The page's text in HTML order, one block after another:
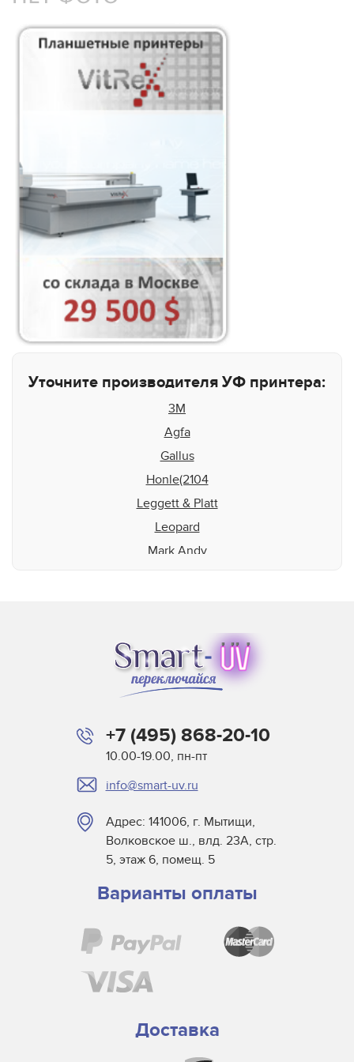
Уточните производителя УФ принтера:
3M
Agfa
Gallus
Honle(2104
Leggett & Platt
Leopard
Mark Andy
MTL Print
Mutoh
NUR
Printing Imaging Tech.
Raster
Screen USA
SkyJet
Spuhl Virtu
Truepress
Yaselan
+7 (495) 868-20-10
10.00-19.00, пн-пт
info@smart-uv.ru
Адрес: 141006, г. Мытищи,
Волковское ш., влд. 23А, стр.
5, этаж 6, помещ. 5
Варианты оплаты
Доставка